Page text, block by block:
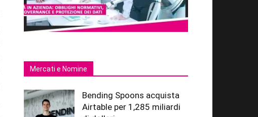
Mercati e Nomine
Bending Spoons acquista
Airtable per 1,285 miliardi